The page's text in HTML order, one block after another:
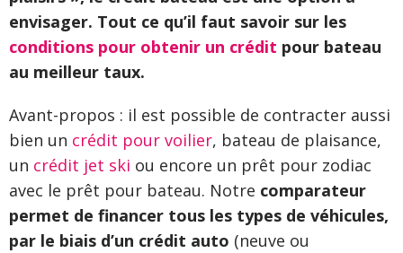
envisager. Tout ce qu’il faut savoir sur les
conditions pour obtenir un crédit pour bateau
au meilleur taux.
Avant-propos : il est possible de contracter aussi
bien un crédit pour voilier, bateau de plaisance,
un crédit jet ski ou encore un prêt pour zodiac
avec le prêt pour bateau. Notre comparateur
permet de financer tous les types de véhicules,
par le biais d’un crédit auto (neuve ou